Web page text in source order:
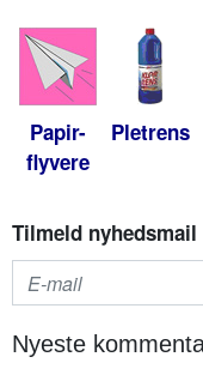
Papir-
flyvere
Pletrens
Tilmeld nyhedsmail
Nyeste